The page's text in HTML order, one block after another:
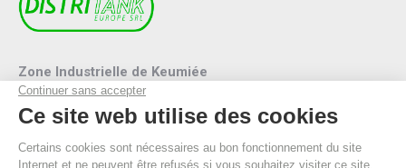
Zone Industrielle de Keumiée
Rue de la Spinette 5 B-5140 SOMBREFFE
Tel.: 071/88 81 46